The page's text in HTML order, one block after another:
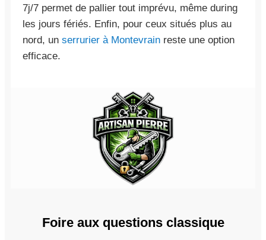
7j/7 permet de pallier tout imprévu, même during
les jours fériés. Enfin, pour ceux situés plus au
nord, un serrurier à Montevrain reste une option
efficace.
Foire aux questions classique